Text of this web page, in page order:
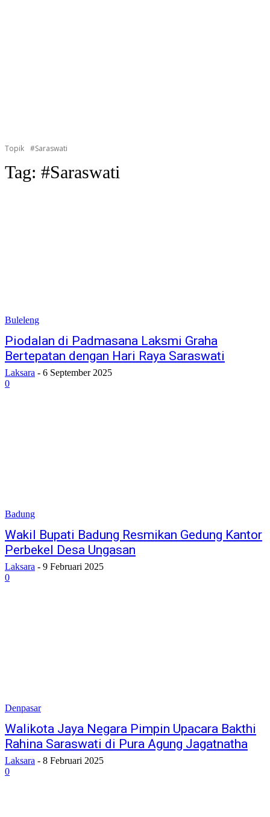
Topik #Saraswati
Tag: #Saraswati
Buleleng
Piodalan di Padmasana Laksmi Graha
Bertepatan dengan Hari Raya Saraswati
Laksara - 6 September 2025
0
Badung
Wakil Bupati Badung Resmikan Gedung Kantor
Perbekel Desa Ungasan
Laksara - 9 Februari 2025
0
Denpasar
Walikota Jaya Negara Pimpin Upacara Bakthi
Rahina Saraswati di Pura Agung Jagatnatha
Laksara - 8 Februari 2025
0